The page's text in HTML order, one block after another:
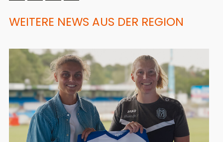
WEITERE NEWS AUS DER REGION